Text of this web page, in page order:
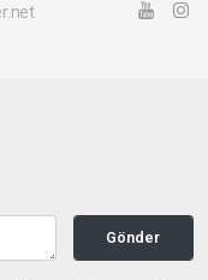
Gönder